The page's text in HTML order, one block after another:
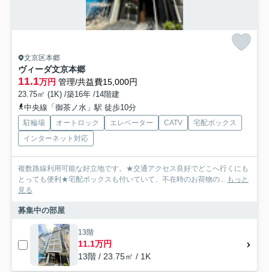
文京区本郷
ヴィーダ文京本郷
11.1万円 管理/共益費15,000円
23.75㎡ (1K) /築16年 /14階建
中央線「御茶ノ水」駅 徒歩10分
駐輪場 オートロック エレベーター CATV
宅配ボックス
インターネット対応
複数路線利用可能な好立地です。★交通アクセス良好でどこへ行くにも
とっても便利★宅配ボックスも付いていて、不在時のお荷物の... もっと
見る
募集中の部屋
13階
11.1万円
13階 / 23.75㎡ / 1K